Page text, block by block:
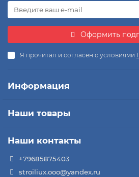
Оформить
Я прочитал и согласен с условиями
Информация
Наши товары
Наши контакты
+79685875403
stroiliux.ooo@yandex.ru